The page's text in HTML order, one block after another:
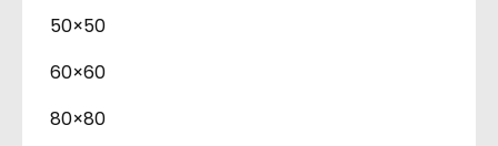
50×50
60×60
80×80